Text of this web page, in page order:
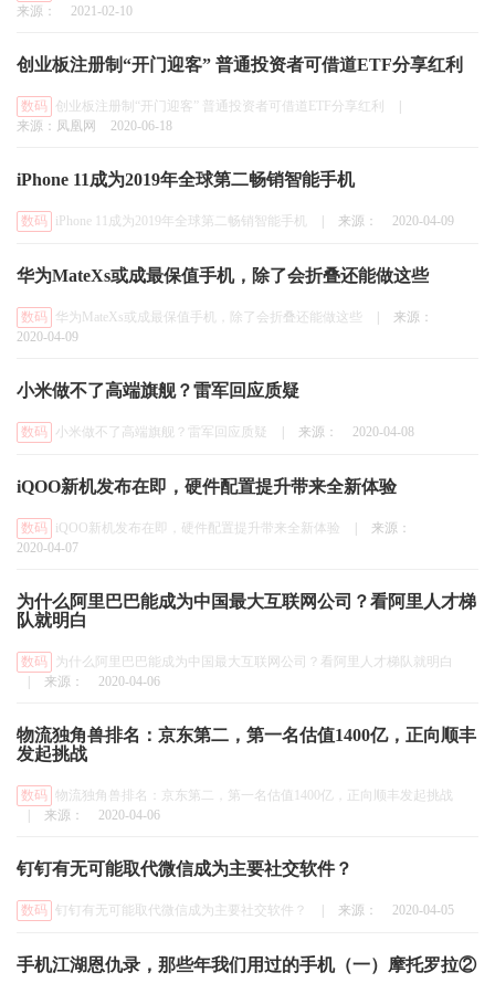
来源：
2021-02-10
创业板注册制“开门迎客” 普通投资者可借道ETF分享红利
数码 创业板注册制“开门迎客” 普通投资者可借道ETF分享红利
来源：凤凰网
2020-06-18
iPhone 11成为2019年全球第二畅销智能手机
数码 iPhone 11成为2019年全球第二畅销智能手机 来源： 2020-04-09
华为MateXs或成最保值手机，除了会折叠还能做这些
数码 华为MateXs或成最保值手机，除了会折叠还能做这些
来源：
2020-04-09
小米做不了高端旗舰？雷军回应质疑
数码 小米做不了高端旗舰？雷军回应质疑 来源： 2020-04-08
iQOO新机发布在即，硬件配置提升带来全新体验
数码 iQOO新机发布在即，硬件配置提升带来全新体验
来源：
2020-04-07
为什么阿里巴巴能成为中国最大互联网公司？看阿里人才梯
队就明白
数码
为什么阿里巴巴能成为中国最大互联网公司？看阿里人才梯队就明白
来源： 2020-04-06
物流独角兽排名：京东第二，第一名估值1400亿，正向顺丰
发起挑战
数码 物流独角兽排名：京东第二，第一名估值1400亿，正向顺丰发起挑战
来源： 2020-04-06
钉钉有无可能取代微信成为主要社交软件？
数码 钉钉有无可能取代微信成为主要社交软件？ 来源： 2020-04-05
手机江湖恩仇录，那些年我们用过的手机（一）摩托罗拉②